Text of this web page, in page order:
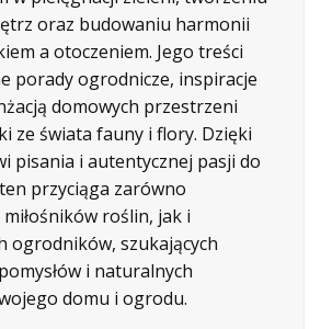
oraz budowaniu harmonii
a otoczeniem. Jego treści
porady ogrodnicze, inspiracje
domowych przestrzeni
ze świata fauny i flory. Dzięki
pisania i autentycznej pasji do
przyciąga zarówno
roślin, jak i
ogrodników, szukających
i naturalnych
domu i ogrodu.